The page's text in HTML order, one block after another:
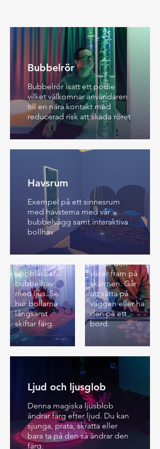
Bubbelrör
Bubbelrör isatt ett podie
vilket välkomnar användaren
till en nära kontakt med
reducerad risk att skada röret
Havsrum
Exempel på ett sinnesrum
med havstema med vår
bubbelvägg samt interaktiva
bollhav
Uppblåstbart
Våra smidiga
uppblåsbara
bubbelhav
med ljus. Se
hur bollarna
långsamt
skiftar färg.
En rolig
interaktiv
produkt där du
kan bygga
olika mönster
av pixlar. Håll in
på en färg och
se hur den
växer fram på
skärmen. Går
att sätta på
väggen eller ha
den på ett
bord.
Ljud och ljusglob
Denna magiska ljusblob
ändrar färg efter ljud. Du kan
sjunga, prata, skratta eller
bara ta på den så ändrar den
färg.